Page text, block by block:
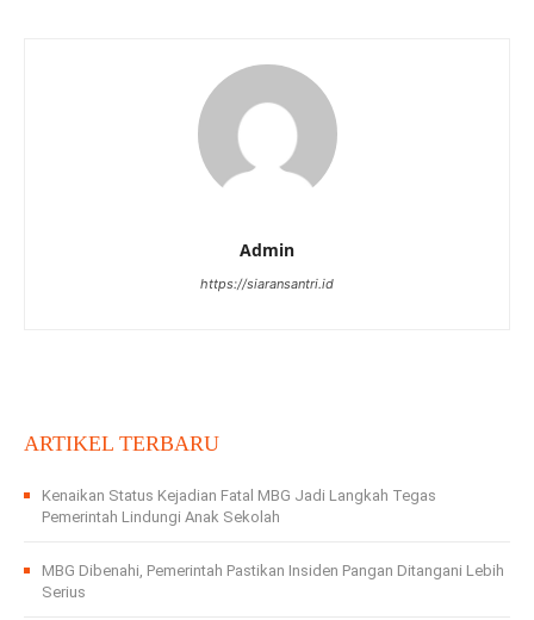
Admin
https://siaransantri.id
ARTIKEL TERBARU
Kenaikan Status Kejadian Fatal MBG Jadi Langkah Tegas
Pemerintah Lindungi Anak Sekolah
MBG Dibenahi, Pemerintah Pastikan Insiden Pangan Ditangani Lebih
Serius